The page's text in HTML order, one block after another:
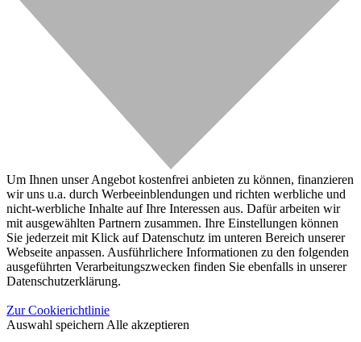
Um Ihnen unser Angebot kostenfrei anbieten zu können, finanzieren
wir uns u.a. durch Werbeeinblendungen und richten werbliche und
nicht-werbliche Inhalte auf Ihre Interessen aus. Dafür arbeiten wir
mit ausgewählten Partnern zusammen. Ihre Einstellungen können
Sie jederzeit mit Klick auf Datenschutz im unteren Bereich unserer
Webseite anpassen. Ausführlichere Informationen zu den folgenden
ausgeführten Verarbeitungszwecken finden Sie ebenfalls in unserer
Datenschutzerklärung.
Zur Cookierichtlinie
Auswahl speichern Alle akzeptieren